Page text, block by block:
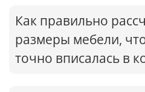
Как правильно
размеры мебели,
точно вписалась в